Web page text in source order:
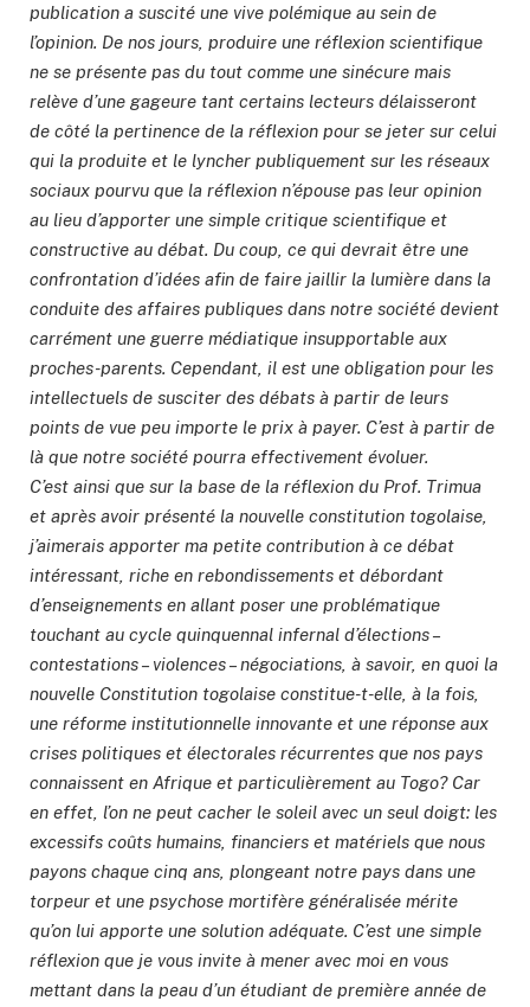
publication a suscité une vive polémique au sein de
l’opinion. De nos jours, produire une réflexion scientifique
ne se présente pas du tout comme une sinécure mais
relève d’une gageure tant certains lecteurs délaisseront
de côté la pertinence de la réflexion pour se jeter sur celui
qui la produite et le lyncher publiquement sur les réseaux
sociaux pourvu que la réflexion n’épouse pas leur opinion
au lieu d’apporter une simple critique scientifique et
constructive au débat. Du coup, ce qui devrait être une
confrontation d’idées afin de faire jaillir la lumière dans la
conduite des affaires publiques dans notre société devient
carrément une guerre médiatique insupportable aux
proches-parents. Cependant, il est une obligation pour les
intellectuels de susciter des débats à partir de leurs
points de vue peu importe le prix à payer. C’est à partir de
là que notre société pourra effectivement évoluer.
C’est ainsi que sur la base de la réflexion du Prof. Trimua
et après avoir présenté la nouvelle constitution togolaise,
j’aimerais apporter ma petite contribution à ce débat
intéressant, riche en rebondissements et débordant
d’enseignements en allant poser une problématique
touchant au cycle quinquennal infernal d’élections –
contestations – violences – négociations, à savoir, en quoi la
nouvelle Constitution togolaise constitue-t-elle, à la fois,
une réforme institutionnelle innovante et une réponse aux
crises politiques et électorales récurrentes que nos pays
connaissent en Afrique et particulièrement au Togo? Car
en effet, l’on ne peut cacher le soleil avec un seul doigt: les
excessifs coûts humains, financiers et matériels que nous
payons chaque cinq ans, plongeant notre pays dans une
torpeur et une psychose mortifère généralisée mérite
qu’on lui apporte une solution adéquate. C’est une simple
réflexion que je vous invite à mener avec moi en vous
mettant dans la peau d’un étudiant de première année de